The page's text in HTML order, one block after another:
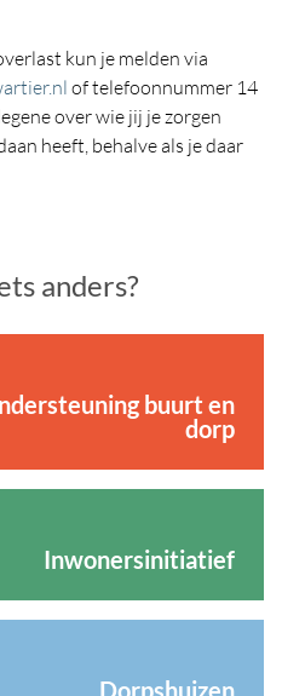
kun je melden via
of telefoonnummer 14
over wie jij je zorgen
heeft, behalve als je daar
anders?
buurt en
dorp
Inwonersinitiatief
Dorpshuizen